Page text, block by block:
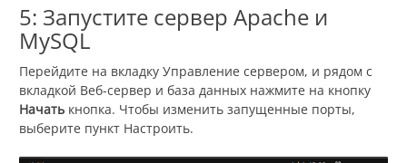
5: Запустите сервер Apache и
MySQL
Перейдите на вкладку Управление сервером, и рядом с
вкладкой Веб-сервер и база данных нажмите на кнопку
Начать кнопка. Чтобы изменить запущенные порты,
выберите пункт Настроить.